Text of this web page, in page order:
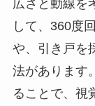
広さと動線を
して、360度
や、引き戸を
法があります
ることで、視